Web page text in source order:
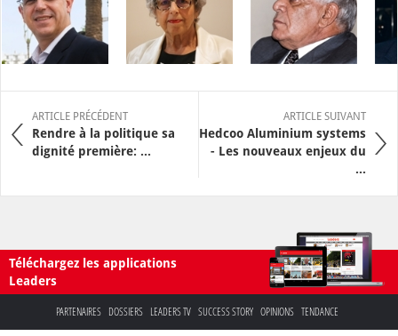
ARTICLE PRÉCÉDENT
Rendre à la politique sa
dignité première: ...
ARTICLE SUIVANT
Hedcoo Aluminium systems
- Les nouveaux enjeux du
...
Téléchargez les applications
Leaders
PARTENAIRES DOSSIERS LEADERS TV SUCCESS STORY OPINIONS TENDANCE